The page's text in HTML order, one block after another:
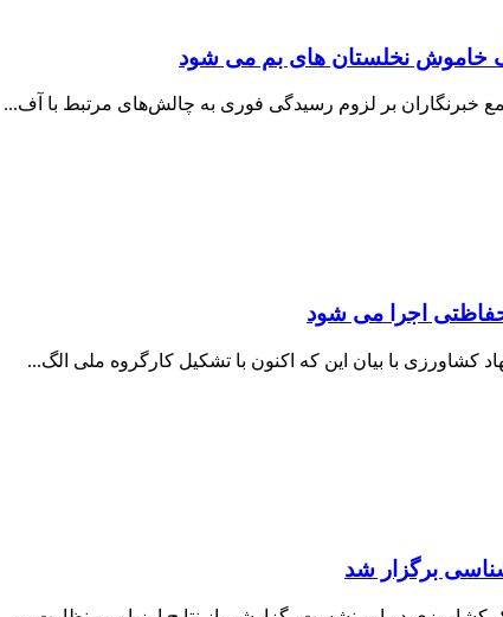
نخلستان های بم می شود
خبرنگاران بر لزوم رسیدگی فوری به چالش‌های مرتبط با آف...
اجرا می شود
با بیان این که اکنون با تشکیل کارگروه ملی الگ...
برگزار شد